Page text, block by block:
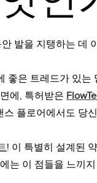
발을 지탱하는 데
은 트레드가 있
에, 특허받은
플로어에서도 당
! 이 특별히 설계된
는 이 점들을 느끼